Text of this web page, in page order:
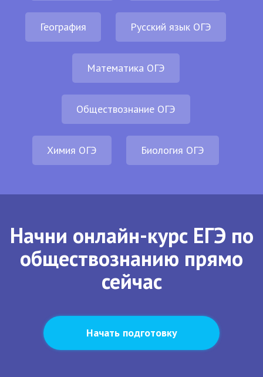
География Русский язык ОГЭ
Математика ОГЭ
Обществознание ОГЭ
Химия ОГЭ Биология ОГЭ
Начни онлайн-курс ЕГЭ по
обществознанию прямо
сейчас
Начать подготовку